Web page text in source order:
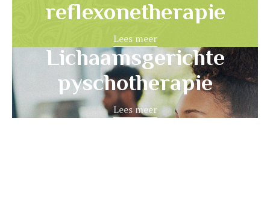
reflexonetherapie
Lees meer
Lichaamsgerichte
pyschotherapie
Lees meer